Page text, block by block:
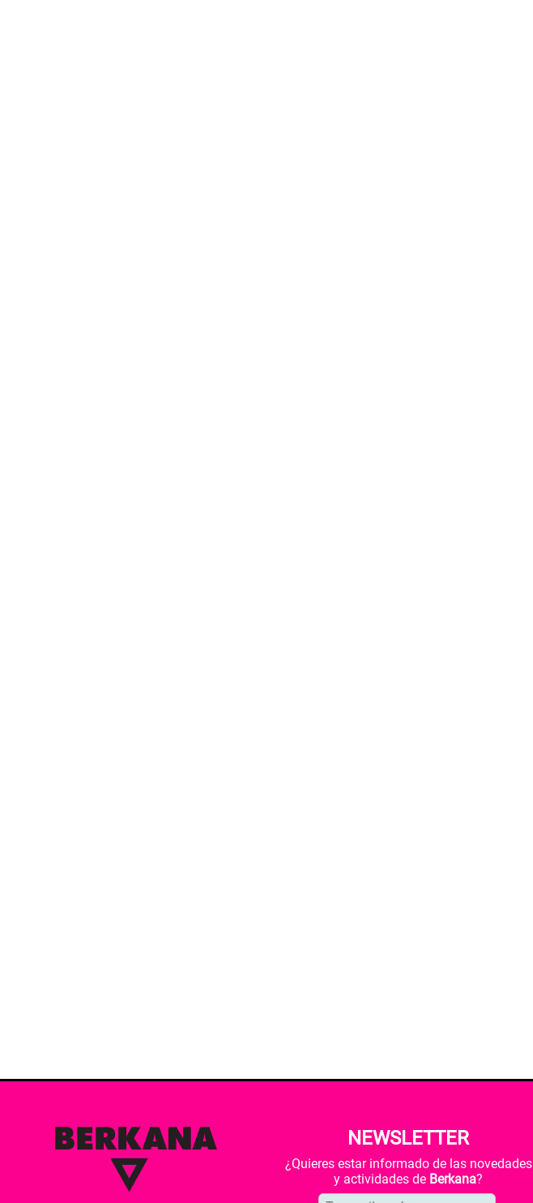
NEWSLETTER
¿Quieres estar informado de las novedades
y actividades de Berkana?